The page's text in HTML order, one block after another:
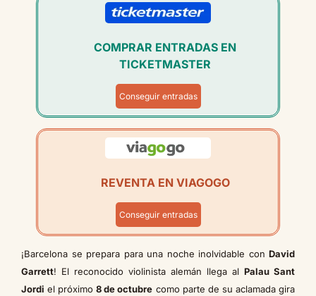
COMPRAR ENTRADAS EN
TICKETMASTER
Conseguir entradas
REVENTA EN VIAGOGO
Conseguir entradas
¡Barcelona se prepara para una noche inolvidable con David
Garrett! El reconocido violinista alemán llega al Palau Sant
Jordi el próximo8 de octubre como parte de su aclamada gira